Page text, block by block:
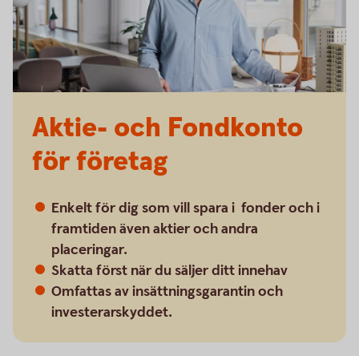
Aktie- och Fondkonto
för företag
Enkelt för dig som vill spara i fonder och i
framtiden även aktier och andra
placeringar.
Skatta först när du säljer ditt innehav
Omfattas av insättningsgarantin och
investerarskyddet.